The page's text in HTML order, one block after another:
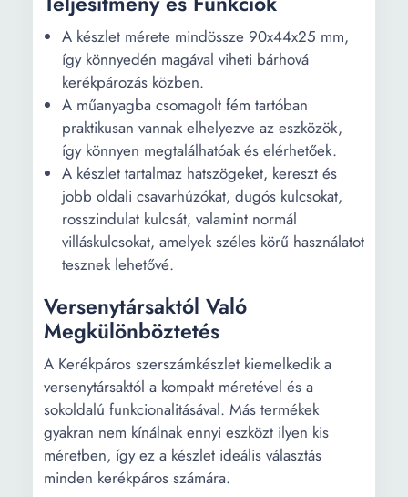
A készlet mérete mindössze 90x44x25 mm,
így könnyedén magával viheti bárhová
kerékpározás közben.
A műanyagba csomagolt fém tartóban
praktikusan vannak elhelyezve az eszközök,
így könnyen megtalálhatóak és elérhetőek.
A készlet tartalmaz hatszögeket, kereszt és
jobb oldali csavarhúzókat, dugós kulcsokat,
rosszindulat kulcsát, valamint normál
villáskulcsokat, amelyek széles körű használatot
tesznek lehetővé.
Versenytársaktól Való
Megkülönböztetés
A Kerékpáros szerszámkészlet kiemelkedik a
versenytársaktól a kompakt méretével és a
sokoldalú funkcionalitásával. Más termékek
gyakran nem kínálnak ennyi eszközt ilyen kis
méretben, így ez a készlet ideális választás
minden kerékpáros számára.